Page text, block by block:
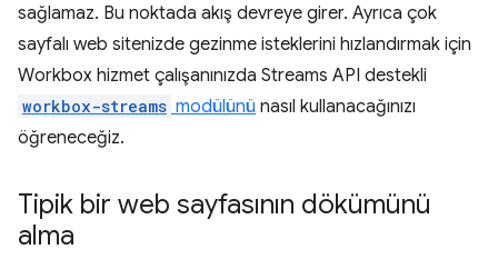
sağlamaz. Bu noktada akış devreye girer. Ayrıca çok
sayfalı web sitenizde gezinme isteklerini hızlandırmak için
Workbox hizmet çalışanınızda Streams API destekli
workbox-streams modülünü nasıl kullanacağınızı
öğreneceğiz.
Tipik bir web sayfasının dökümünü
alma